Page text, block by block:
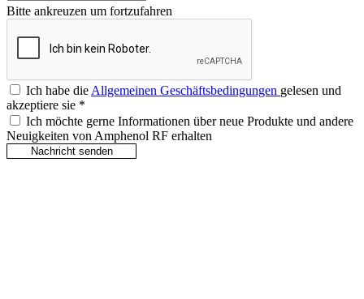
Bitte ankreuzen um fortzufahren
Ich habe dieAllgemeinen Geschäftsbedingungen gelesen und
akzeptiere sie *
Ich möchte gerne Informationen über neue Produkte und andere
Neuigkeiten von Amphenol RF erhalten